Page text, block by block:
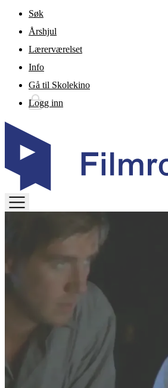
Gå til hovedinnhold
Søk
Årshjul
Lærerværelset
Info
Gå til Skolekino
Logg inn